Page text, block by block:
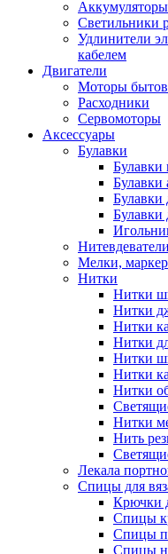
Аккумуляторы
Светильники
Удлинители
кабелем
Двигатели
Моторы
Расходники
Сервомоторы
Аксессуары
Булавки
Булавки
Булавки
Булавки
Булавки
Нитевдеватели
Мелки,
Нитки
Нитки
Нитки
Нитки
Нитки
Нитки
Нитки
Нитки
Нитки
Нить
Лекала
Спицы для
Крючки
Спицы
Спицы
Спицы